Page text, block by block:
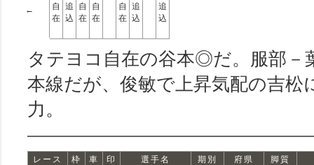
←
自
在
追
込
自
在
自
在
自
在
追
込
追
込
タテヨコ自在の谷本◎だ。服部－
本線だが、俊敏で上昇気配の吉松
力。
レース 枠 車 印 選手名 期別 府県 脚質